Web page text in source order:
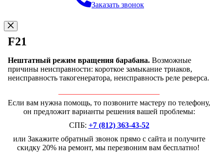
Заказать звонок
F21
Нештатный режим вращения барабана. Возможные
причины неисправности: короткое замыкание триаков,
неисправность такогенератора, неисправность реле реверса.
Если вам нужна помощь, то позвоните мастеру по телефону,
он предложит варианты решения вашей проблемы:
СПБ: +7 (812) 363-43-52
или Закажите обратный звонок прямо с сайта и получите
скидку 20% на ремонт, мы перезвоним вам бесплатно!